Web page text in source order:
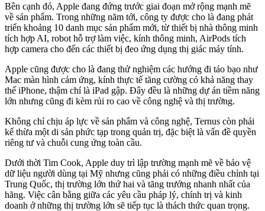
Bên cạnh đó, Apple đang đứng trước giai đoạn mở rộng mạnh mẽ
về sản phẩm. Trong những năm tới, công ty được cho là đang phát
triển khoảng 10 danh mục sản phẩm mới, từ thiết bị nhà thông minh
tích hợp AI, robot hỗ trợ làm việc, kính thông minh, AirPods tích
hợp camera cho đến các thiết bị đeo ứng dụng thị giác máy tính.
Apple cũng được cho là đang thử nghiệm các hướng đi táo bạo như
Mac màn hình cảm ứng, kính thực tế tăng cường có khả năng thay
thế iPhone, thậm chí là iPad gập. Đây đều là những dự án tiềm năng
lớn nhưng cũng đi kèm rủi ro cao về công nghệ và thị trường.
Không chỉ chịu áp lực về sản phẩm và công nghệ, Ternus còn phải
kế thừa một di sản phức tạp trong quản trị, đặc biệt là vấn đề quyền
riêng tư và chuỗi cung ứng toàn cầu.
Dưới thời Tim Cook, Apple duy trì lập trường mạnh mẽ về bảo vệ
dữ liệu người dùng tại Mỹ nhưng cũng phải có những điều chỉnh tại
Trung Quốc, thị trường lớn thứ hai và tăng trưởng nhanh nhất của
hãng. Việc cân bằng giữa các yêu cầu pháp lý, chính trị và kinh
doanh ở những thị trường lớn sẽ tiếp tục là thách thức quan trọng.